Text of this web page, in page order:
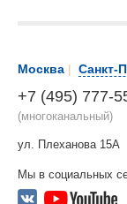
Москва | Санкт-
+7 (495) 777-
(многоканальный)
ул. Плеханова 15А
Мы в социальных